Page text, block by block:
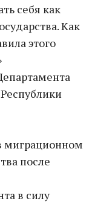
себя как
Как
этого
миграционном
после
в силу